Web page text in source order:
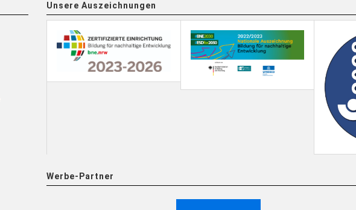
Unsere Auszeichnungen
Werbe-Partner